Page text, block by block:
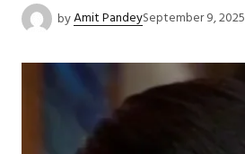
byAmit PandeySeptember 9, 2025